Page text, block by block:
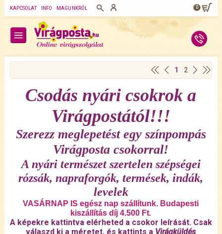
KAPCSOLAT INFO MAGUNKRÓL 0
1 2
Csodás nyári csokrok a
Virágpostától!!!
Szerezz meglepetést egy színpompás
Virágposta csokorral!
A nyári természet szertelen szépségei
rózsák, napraforgók, termések, indák,
levelek
VASÁRNAP IS egész nap szállítunk. Budapesti
kiszállítás díj 4.500 Ft.
A képekre kattintva elérheted a csokor leírását. Csak
válaszd ki a méretet, és kattints a Virágküldés